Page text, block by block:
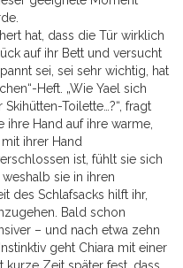
hat, dass die Tür wirklich
auf ihr Bett und versucht
sei, sei sehr wichtig, hat
Heft. „Wie Yael sich
Toilette…?“, fragt
Hand auf ihre warme,
ihrer Hand
ist, fühlt sie sich
sie in ihren
des Schlafsacks hilft ihr,
Bald schon
– und nach etwa zehn
geht Chiara mit einer
Zeit später fest, dass